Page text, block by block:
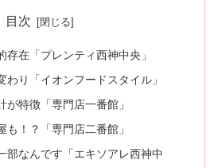
目次
存在「プレンティ西神中央」
わり「イオンフードスタイル」
が特徴「専門店一番館」
も！？「専門店二番館」
部なんです「エキソアレ西神中